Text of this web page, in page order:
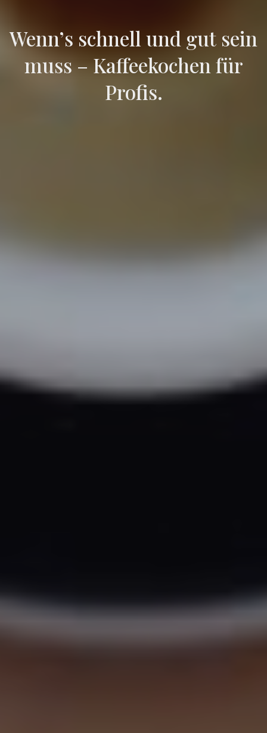
Wenn’s schnell und gut sein
muss – Kaffeekochen für
Profis.